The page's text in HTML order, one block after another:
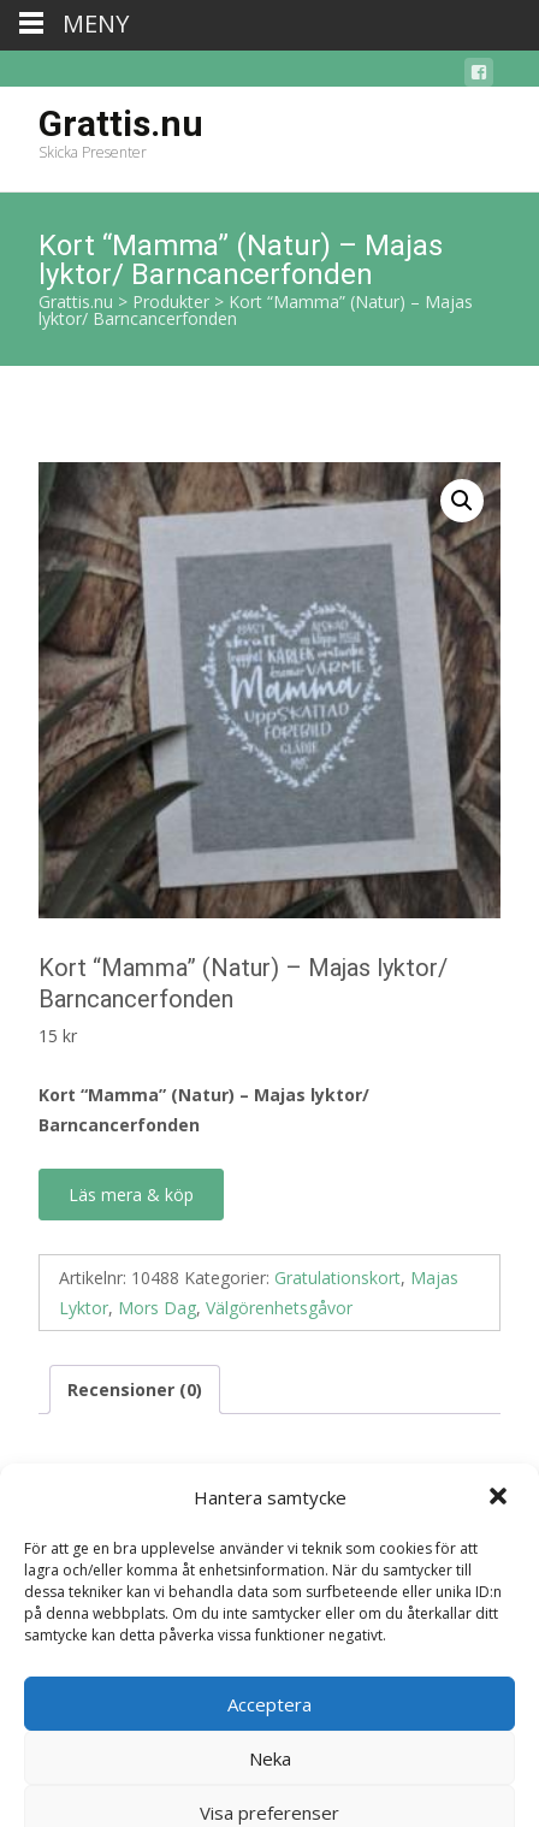
Hantera samtycke
För att ge en bra upplevelse använder vi teknik som cookies för att
lagra och/eller komma åt enhetsinformation. När du samtycker till
dessa tekniker kan vi behandla data som surfbeteende eller unika ID:n
på denna webbplats. Om du inte samtycker eller om du återkallar ditt
samtycke kan detta påverka vissa funktioner negativt.
Acceptera
Neka
Visa preferenser
Grattis.nu
Skicka Presenter
Kort “Mamma” (Natur) – Majas
lyktor/ Barncancerfonden
Grattis.nu > Produkter > Kort “Mamma” (Natur) – Majas
lyktor/ Barncancerfonden
Kort “Mamma” (Natur) – Majas lyktor/
Barncancerfonden
15 kr
Kort “Mamma” (Natur) – Majas lyktor/
Barncancerfonden
Läs mera & köp
Artikelnr: 10488 Kategorier: Gratulationskort, Majas
Lyktor, Mors Dag, Välgörenhetsgåvor
Recensioner (0)
Recensioner
Det finns inga recensioner än.
Bli först med att recensera ”Kort
“Mamma” (Natur) – Majas lyktor/
Barncancerfonden”
Din e-postadress kommer inte publiceras.
är märkta*
MENY